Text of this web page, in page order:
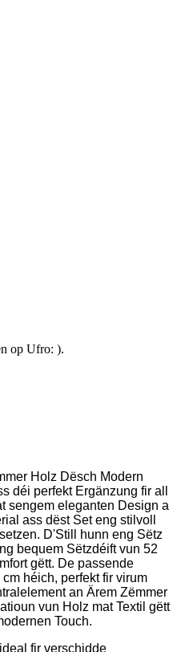
op Ufro: ).
Holz Dësch Modern
déi perfekt Ergänzung fir all
sengem eleganten Design a
ass dëst Set eng stilvoll
D'Still hunn eng Sëtz
bequem Sëtzdéift vun 52
gëtt. De passende
héich, perfekt fir virum
an Ärem Zëmmer
vun Holz mat Textil gëtt
Touch.
fir verschidde